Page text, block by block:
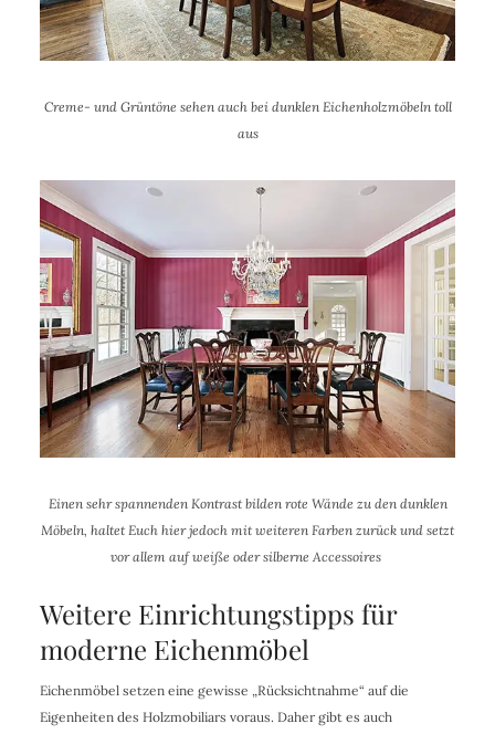
Creme- und Grüntöne sehen auch bei dunklen Eichenholzmöbeln toll
aus
Einen sehr spannenden Kontrast bilden rote Wände zu den dunklen
Möbeln, haltet Euch hier jedoch mit weiteren Farben zurück und setzt
vor allem auf weiße oder silberne Accessoires
Weitere Einrichtungstipps für
moderne Eichenmöbel
Eichenmöbel setzen eine gewisse „Rücksichtnahme“ auf die
Eigenheiten des Holzmobiliars voraus. Daher gibt es auch